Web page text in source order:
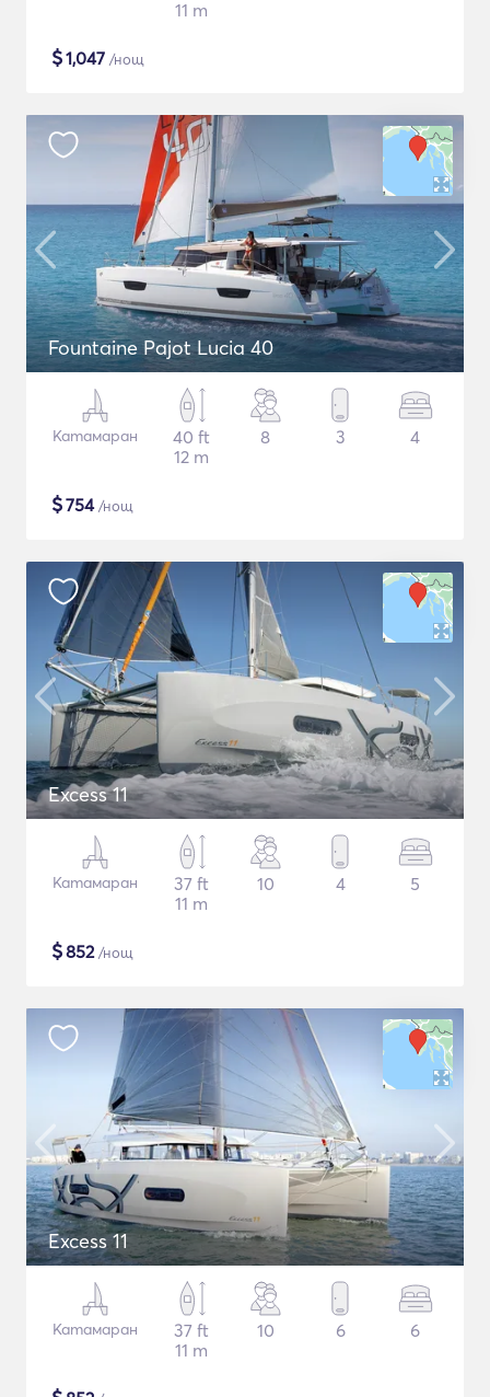
11 m
$1,047 /нощ
Fountaine Pajot Lucia 40
Катамаран
40 ft
12 m
8 3 4
$754/нощ
Excess 11
Катамаран
37 ft
11 m
10 4 5
$852/нощ
Excess 11
Катамаран
37 ft
11 m
10 6 6